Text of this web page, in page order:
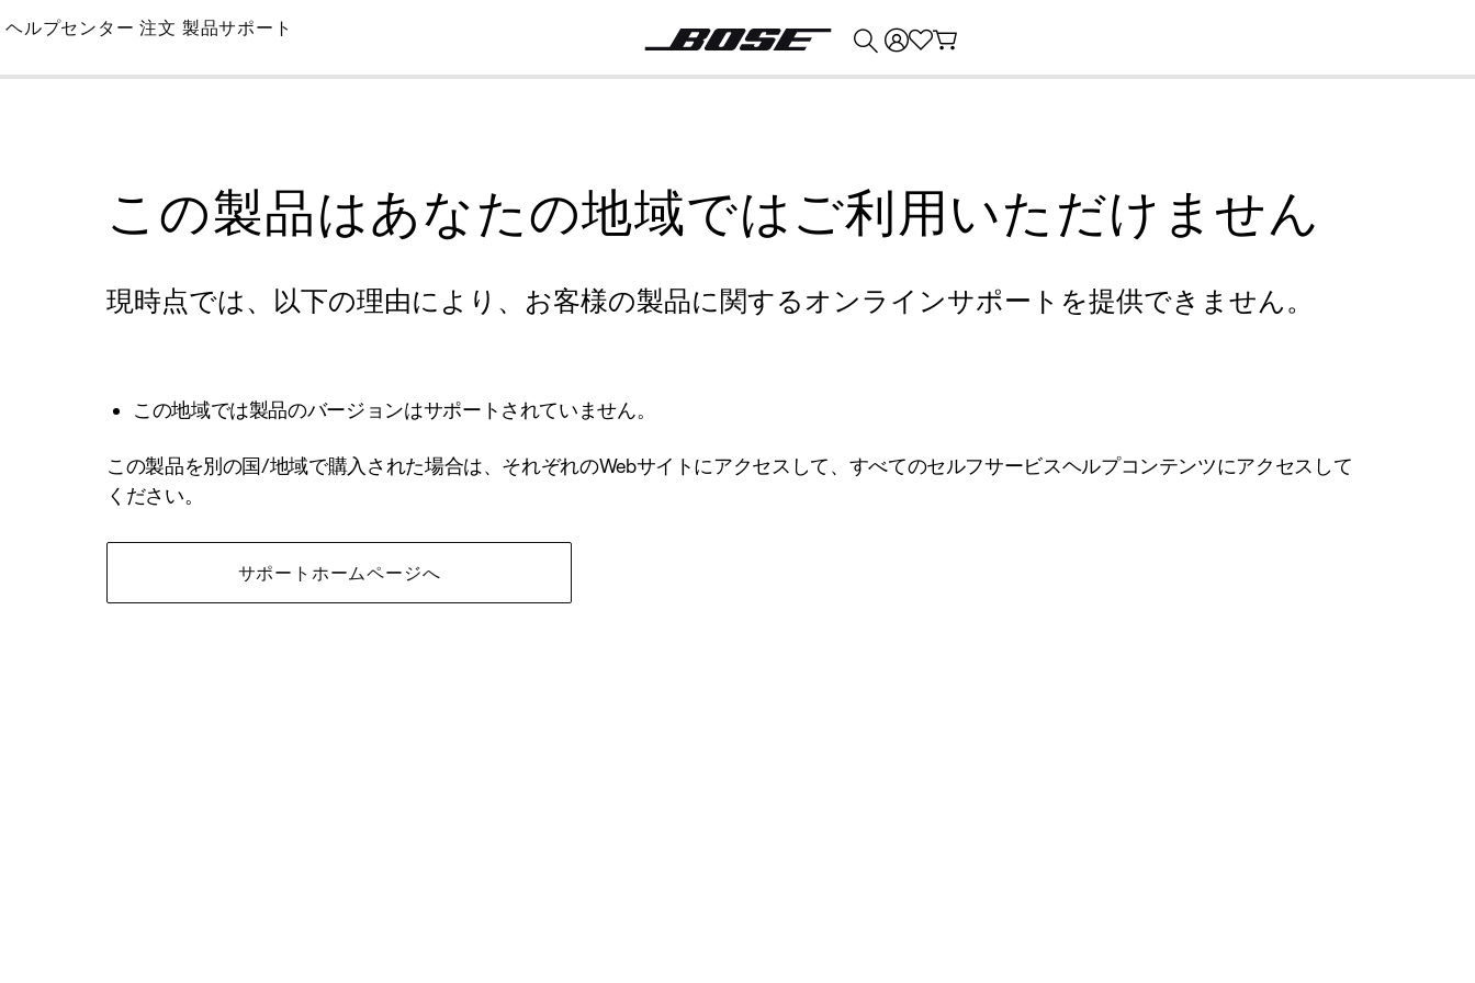
Skip
Main
ヘルプセンター 注文 製品サポート
この製品はあなたの地域ではご利用いただけません
現時点では、以下の理由により、お客様の製品に関するオンラインサポートを提供できません。
この地域では製品のバージョンはサポートされていません。
この製品を別の国/地域で購入された場合は、それぞれのWebサイトにアクセスして、すべてのセルフサービスヘルプコンテンツにアクセスして
ください。
サポートホームページへ